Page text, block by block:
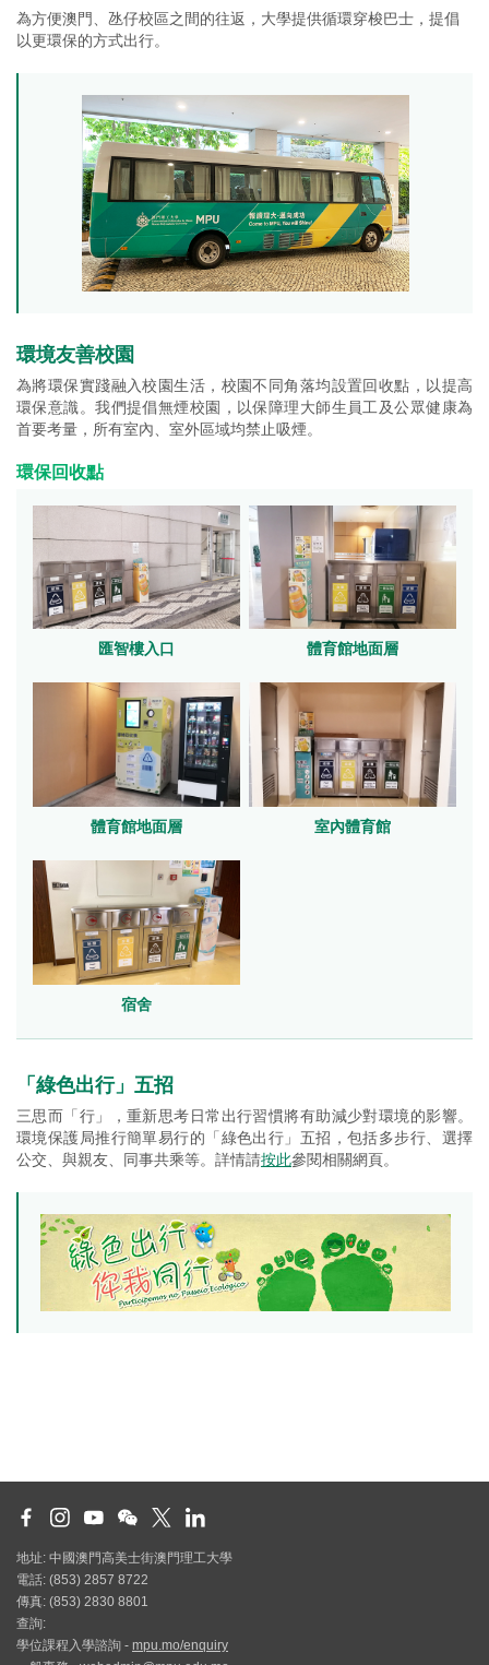
為方便澳門、氹仔校區之間的往返，大學提供循環穿梭巴士，提倡
以更環保的方式出行。
環境友善校園
為將環保實踐融入校園生活，校園不同角落均設置回收點，以提高
環保意識。我們提倡無煙校園，以保障理大師生員工及公眾健康為
首要考量，所有室內、室外區域均禁止吸煙。
環保回收點
匯智樓入口 體育館地面層
體育館地面層 室內體育館
宿舍
「綠色出行」五招
三思而「行」，重新思考日常出行習慣將有助減少對環境的影響。
環境保護局推行簡單易行的「綠色出行」五招，包括多步行、選擇
公交、與親友、同事共乘等。詳情請按此參閱相關網頁。
地址: 中國澳門高美士街澳門理工大學
電話: (853) 2857 8722
傳真: (853) 2830 8801
查詢:
學位課程入學諮詢 - mpu.mo/enquiry